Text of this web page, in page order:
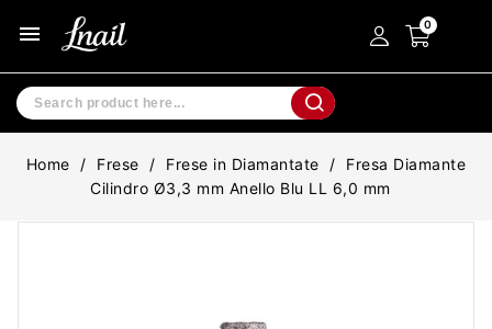
menu
Home Frese Frese in Diamantate
Fresa Diamante
Cilindro Ø3,3 mm Anello Blu LL 6,0 mm